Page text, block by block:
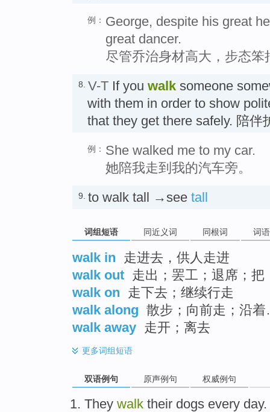
例： George, despite his great
great dancer.
尽管乔治身材高大，步态
8. V-T If you walk someone
with them in order to show
that they get there safely. 陪伴
例： She walked me to my car.
她陪我走到我的汽车旁。
9. to walk tall →see tall
词组短语 同近义词 同根词 词
walk in 走进去，供人走进
walk out 走出；罢工；退席；把
walk on 走下去；继续行走
walk along 散步；向前走；沿
walk away 走开；离去
更多词组短语
双语例句 原声例句 权威例句
They walk their dogs every day.